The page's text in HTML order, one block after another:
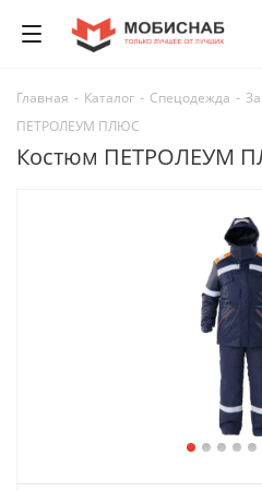
Главная - Каталог - Спецодежда -
ПЕТРОЛЕУМ ПЛЮС
Костюм ПЕТРОЛЕУМ